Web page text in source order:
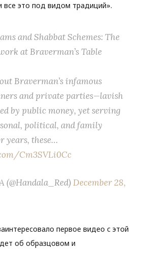
все это под видом традиций».
and Shabbat Schemes: The
at Braverman’s Table
Braverman’s infamous
and private parties—lavish
by public money, yet serving
political, and family
years, these…
Cm3SVLi0Cc
(@Handala_Red)December 28,
первое видео с этой
об образцовом и